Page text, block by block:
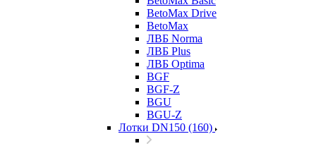
BetoMax Drive
BetoMax
ЛВБ Norma
ЛВБ Plus
ЛВБ Optima
BGF
BGF-Z
BGU
BGU-Z
Лотки DN150 (160)